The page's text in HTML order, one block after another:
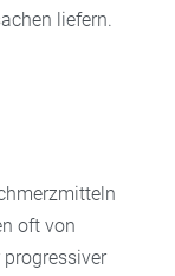
liefern.
oft von